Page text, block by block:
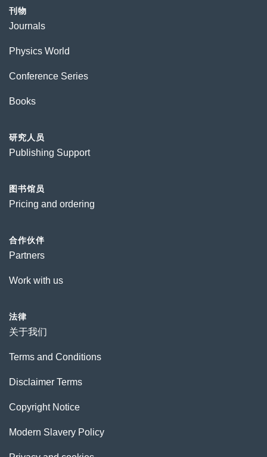
刊物
Journals
Physics World
Conference Series
Books
研究人员
Publishing Support
图书馆员
Pricing and ordering
合作伙伴
Partners
Work with us
法律
关于我们
Terms and Conditions
Disclaimer Terms
Copyright Notice
Modern Slavery Policy